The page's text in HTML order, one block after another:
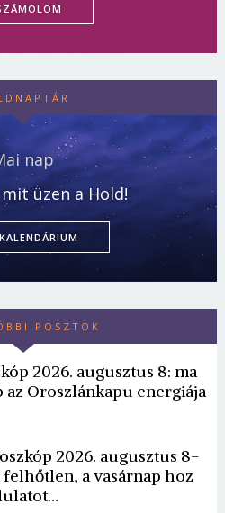
nap
üzen a Hold!
POSZTOK
2026. augusztus 8: ma
az Oroszlánkapu energiája
2026. augusztus 8-
felhőtlen, a vasárnap hoz